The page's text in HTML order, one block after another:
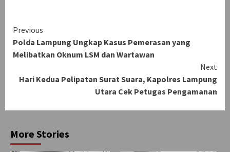
Continue
Reading
Previous
Polda Lampung Ungkap Kasus Pemerasan yang
Melibatkan Oknum LSM dan Wartawan
Next
Hari Kedua Pelipatan Surat Suara, Kapolres Lampung
Utara Cek Petugas Pengamanan
More Stories